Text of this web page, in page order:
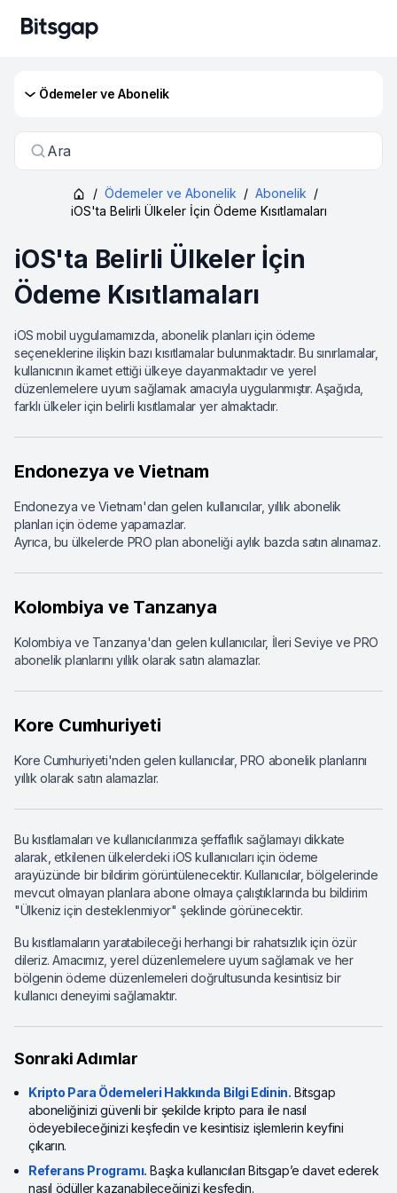
Ödemeler ve Abonelik
Ara
/ Ödemeler ve Abonelik / Abonelik /
iOS'ta Belirli Ülkeler İçin Ödeme Kısıtlamaları
iOS'ta Belirli Ülkeler İçin
Ödeme Kısıtlamaları
iOS mobil uygulamamızda, abonelik planları için ödeme
seçeneklerine ilişkin bazı kısıtlamalar bulunmaktadır. Bu sınırlamalar,
kullanıcının ikamet ettiği ülkeye dayanmaktadır ve yerel
düzenlemelere uyum sağlamak amacıyla uygulanmıştır. Aşağıda,
farklı ülkeler için belirli kısıtlamalar yer almaktadır.
Endonezya ve Vietnam
Endonezya ve Vietnam'dan gelen kullanıcılar, yıllık abonelik
planları için ödeme yapamazlar.
Ayrıca, bu ülkelerde PRO plan aboneliği aylık bazda satın alınamaz.
Kolombiya ve Tanzanya
Kolombiya ve Tanzanya'dan gelen kullanıcılar, İleri Seviye ve PRO
abonelik planlarını yıllık olarak satın alamazlar.
Kore Cumhuriyeti
Kore Cumhuriyeti'nden gelen kullanıcılar, PRO abonelik planlarını
yıllık olarak satın alamazlar.
Bu kısıtlamaları ve kullanıcılarımıza şeffaflık sağlamayı dikkate
alarak, etkilenen ülkelerdeki iOS kullanıcıları için ödeme
arayüzünde bir bildirim görüntülenecektir. Kullanıcılar, bölgelerinde
mevcut olmayan planlara abone olmaya çalıştıklarında bu bildirim
"Ülkeniz için desteklenmiyor" şeklinde görünecektir.
Bu kısıtlamaların yaratabileceği herhangi bir rahatsızlık için özür
dileriz. Amacımız, yerel düzenlemelere uyum sağlamak ve her
bölgenin ödeme düzenlemeleri doğrultusunda kesintisiz bir
kullanıcı deneyimi sağlamaktır.
Sonraki Adımlar
Kripto Para Ödemeleri Hakkında Bilgi Edinin. Bitsgap
aboneliğinizi güvenli bir şekilde kripto para ile nasıl
ödeyebileceğinizi keşfedin ve kesintisiz işlemlerin keyfini
çıkarın.
Referans Programı. Başka kullanıcıları Bitsgap’e davet ederek
nasıl ödüller kazanabileceğinizi keşfedin.